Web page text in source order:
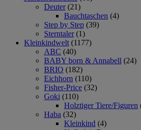
Deuter (21)
Bauchtaschen (4)
Step by Step (39)
Sterntaler (1)
Kleinkindwelt (1177)
ABC (40)
BABY born & Annabell (24)
BRIO (182)
Eichhorn (110)
Fisher-Price (32)
Goki (110)
Holztiger Tiere/Figuren
Haba (32)
Kleinkind (4)